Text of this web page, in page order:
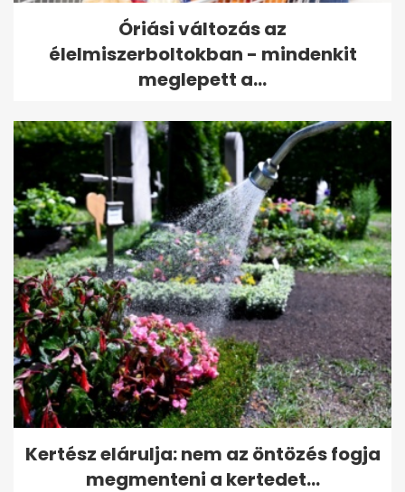
Óriási változás az
élelmiszerboltokban - mindenkit
meglepett a...
Kertész elárulja: nem az öntözés fogja
megmenteni a kertedet...